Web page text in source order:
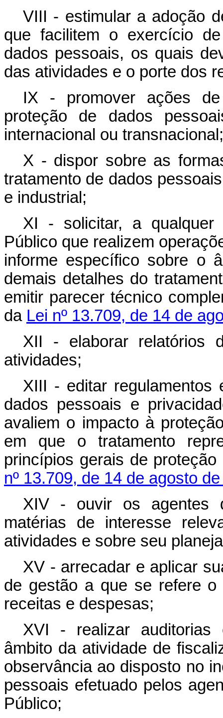
VIII - estimular a adoção
que facilitem o exercício
dados pessoais, os quais
das atividades e o porte dos
IX - promover ações
proteção de dados
internacional ou transnacional;
X - dispor sobre as
tratamento de dados
e industrial;
XI - solicitar, a qualquer
Público que realizem
informe específico sobre o
demais detalhes do
emitir parecer técnico
da Lei nº 13.709, de 14 de
XII - elaborar relatórios
atividades;
XIII - editar regulamentos
dados pessoais e
avaliem o impacto à
em que o tratamento
princípios gerais de
nº 13.709, de 14 de agosto
XIV - ouvir os agentes
matérias de interesse
atividades e sobre seu
XV - arrecadar e aplicar
de gestão a que se refere
receitas e despesas;
XVI - realizar auditorias
âmbito da atividade de
observância ao disposto no
pessoais efetuado pelos
Público;